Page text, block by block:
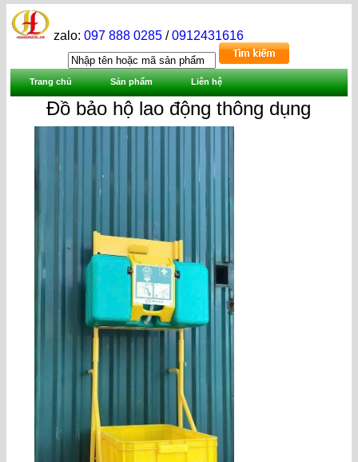
zalo:097 888 0285 /0912431616
Trang chủ Sản phẩm Liên hệ
Đồ bảo hộ lao động thông dụng